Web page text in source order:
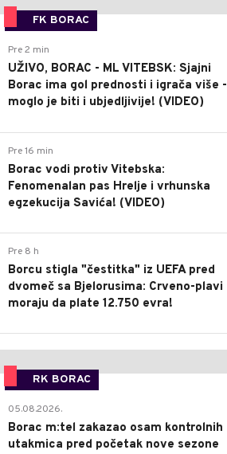
FK BORAC
Pre 2 min
UŽIVO, BORAC - ML VITEBSK: Sjajni
Borac ima gol prednosti i igrača više -
moglo je biti i ubjedljivije! (VIDEO)
Pre 16 min
Borac vodi protiv Vitebska:
Fenomenalan pas Hrelje i vrhunska
egzekucija Savića! (VIDEO)
Pre 8 h
Borcu stigla "čestitka" iz UEFA pred
dvomeč sa Bjelorusima: Crveno-plavi
moraju da plate 12.750 evra!
RK BORAC
05.08.2026.
Borac m:tel zakazao osam kontrolnih
utakmica pred početak nove sezone